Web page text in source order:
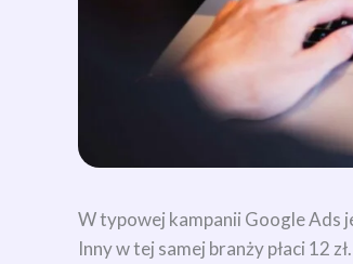
W typowej kampanii Google Ads
Inny w tej samej branży płaci 12